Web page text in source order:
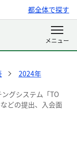
都全体で探す
2024年
グシステム「TO
どの提出、入会面